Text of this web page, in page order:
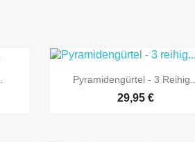
 Vorschau
Pyramidengürtel - 3 Reihig...
29,95 €